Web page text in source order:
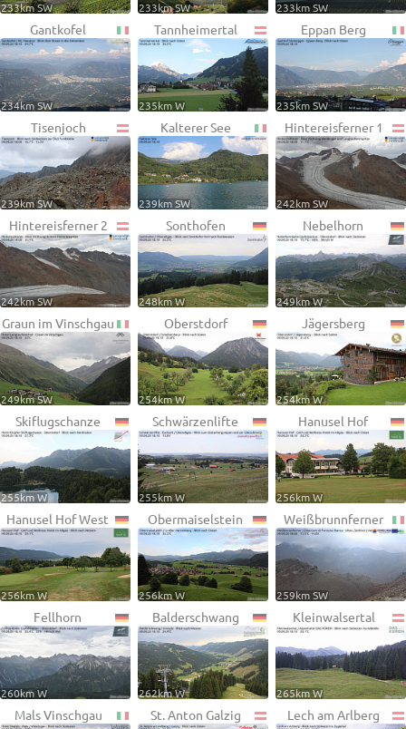
233km SW 233km SW 233km SW
Gantkofel
234km SW
Tannheimertal
235km W
Eppan Berg
235km SW
Tisenjoch
239km SW
Kalterer See
239km SW
Hintereisferner 1
242km SW
Hintereisferner 2
242km SW
Sonthofen
248km W
Nebelhorn
249km W
Graun im Vinschgau
249km SW
Oberstdorf
254km W
Jägersberg
254km W
Skiflugschanze
255km W
Schwärzenlifte
255km W
Hanusel Hof
256km W
Hanusel Hof West
256km W
Obermaiselstein
256km W
Weißbrunnferner
259km SW
Fellhorn
260km W
Balderschwang
262km W
Kleinwalsertal
265km W
Mals Vinschgau St. Anton Galzig Lech am Arlberg